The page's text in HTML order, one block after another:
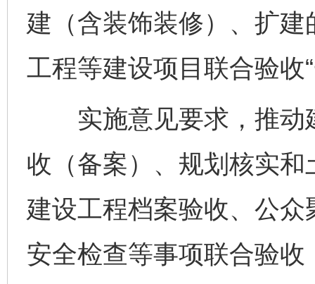
建（含装饰装修）、扩
工程等建设项目联合验收
实施意见要求，推动
收（备案）、规划核实
建设工程档案验收、公
安全检查等事项联合验